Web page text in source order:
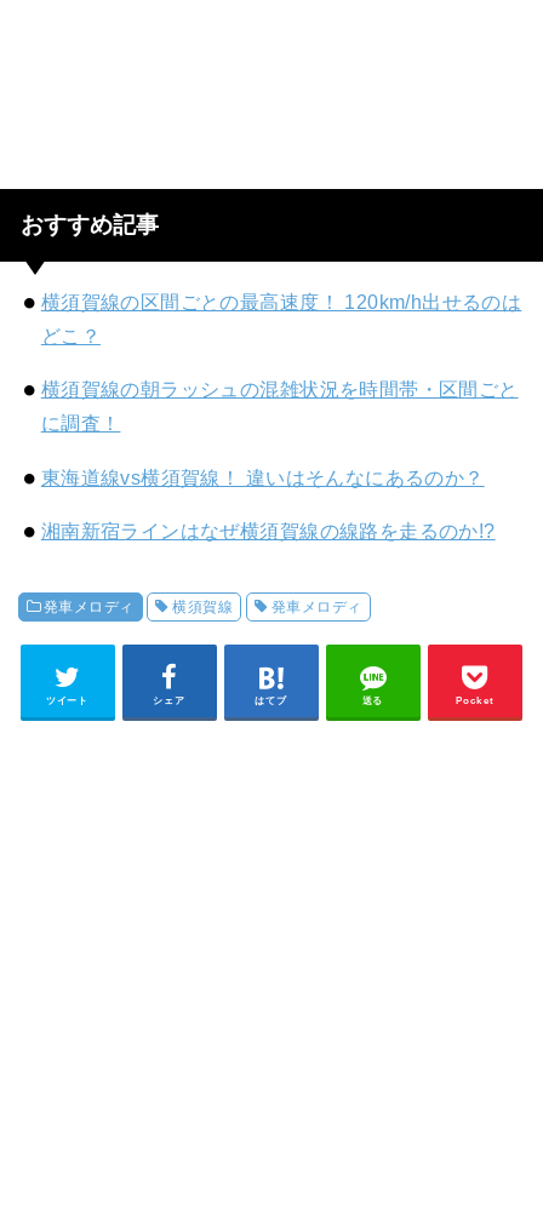
おすすめ記事
横須賀線の区間ごとの最高速度！ 120km/h出せるのは
どこ？
横須賀線の朝ラッシュの混雑状況を時間帯・区間ごと
に調査！
東海道線vs横須賀線！ 違いはそんなにあるのか？
湘南新宿ラインはなぜ横須賀線の線路を走るのか!?
発車メロディ 横須賀線 発車メロディ
ツイート シェア はてブ 送る Pocket